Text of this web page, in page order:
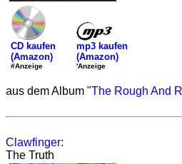
CD kaufen
(Amazon)
#Anzeige
mp3 kaufen
(Amazon)
'Anzeige
aus dem Album "The Rough And
Clawfinger:
The Truth